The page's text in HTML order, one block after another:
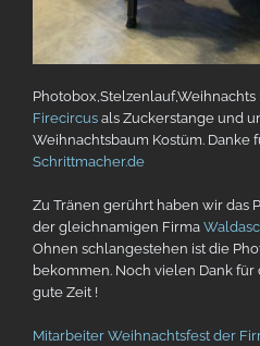
Photobox,Stelzenlauf,Weihnachts
Firecircus als Zuckerstange und
Weihnachtsbaum Kostüm. Danke
Schrittmacher.de
Zu Tränen gerührt haben wir das
der gleichnamigen Firma
Ohnen schlangestehen ist die
bekommen. Noch vielen Dank
gute Zeit !
Mitarbeiter Weihnachtsfest der